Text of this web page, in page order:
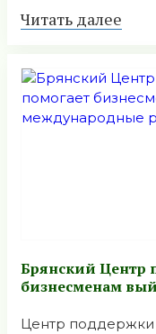
Читать далее
Брянский Центр
бизнесменам
Центр поддержки